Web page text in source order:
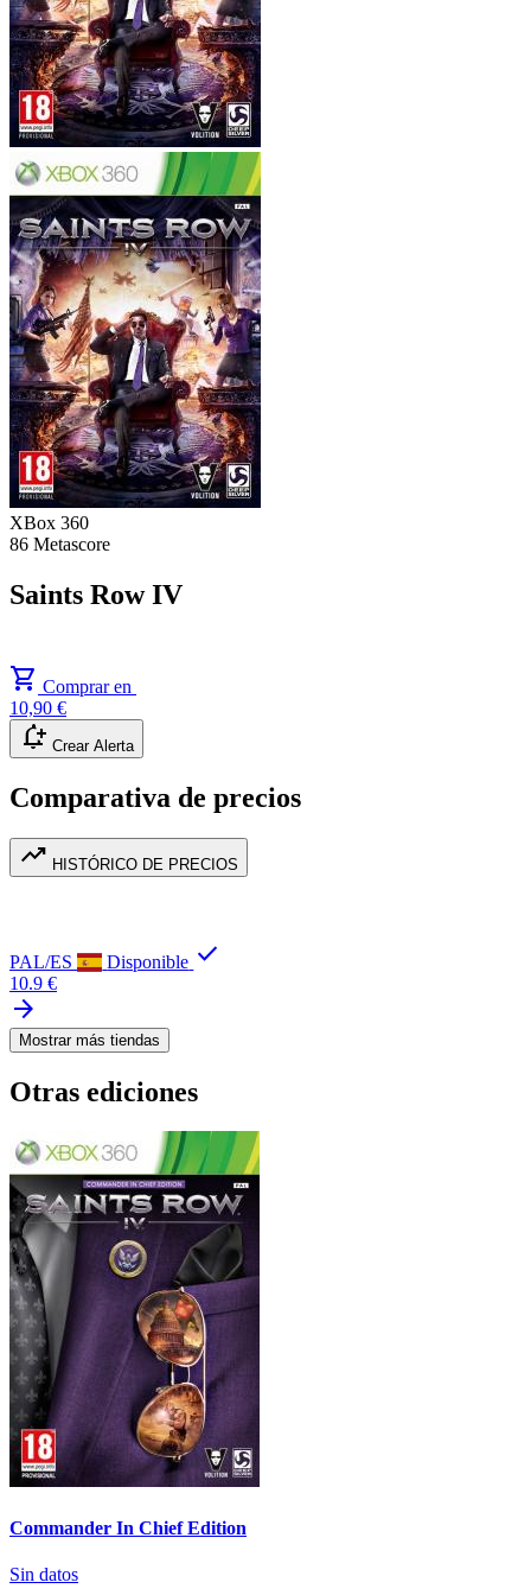
XBox 360
86 Metascore
Saints Row IV
shopping_cart Comprar en
10,90 €
notification_add Crear Alerta
Comparativa de precios
trending_up HISTÓRICO DE PRECIOS
PAL/ES Disponible check
10.9 €
arrow_forward
Mostrar más tiendas
Otras ediciones
Commander In Chief Edition
Sin datos